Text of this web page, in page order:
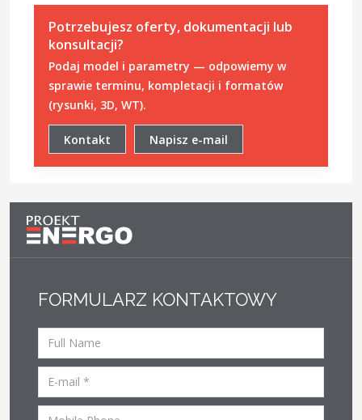
Potrzebujesz oferty, dokumentacji lub
konsultacji?
Podaj model i parametry — odpowiemy w
sprawie terminu, kompletacji i formatów
(rysunki, 3D, WT).
Kontakt Napisz e-mail
FORMULARZ KONTAKTOWY